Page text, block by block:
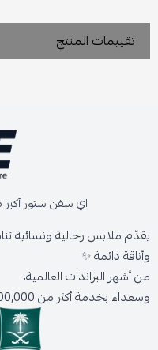
تقييمات المنتج
اي سفن ستور أكبر
يقدّم ملابس رجالية ونسائية
وأناقة دائمة ✨
من أشهر البراندات العالمية،
وسعداء بخدمة أكثر من 300,000 عميل حول المملكة.